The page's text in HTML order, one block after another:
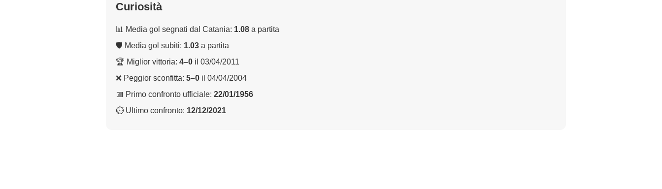
Curiosità
📊 Media gol segnati dal Catania: 1.08 a partita
🛡 Media gol subiti: 1.03 a partita
🏆 Miglior vittoria: 4–0 il 03/04/2011
❌ Peggior sconfitta: 5–0 il 04/04/2004
📅 Primo confronto ufficiale: 22/01/1956
⏱ Ultimo confronto: 12/12/2021